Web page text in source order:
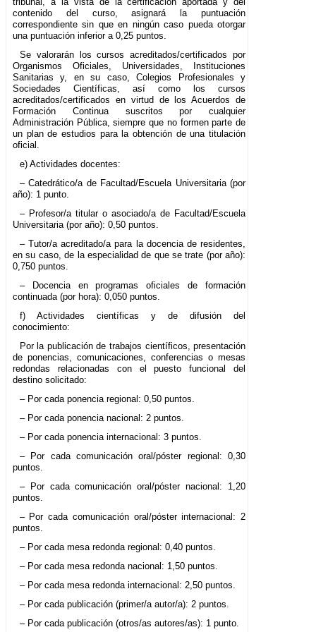
contenido del curso, asignará la puntuación
correspondiente sin que en ningún caso pueda otorgar
una puntuación inferior a 0,25 puntos.
Se valorarán los cursos acreditados/certificados por
Organismos Oficiales, Universidades, Instituciones
Sanitarias y, en su caso, Colegios Profesionales y
Sociedades Científicas, así como los cursos
acreditados/certificados en virtud de los Acuerdos de
Formación Continua suscritos por cualquier
Administración Pública, siempre que no formen parte de
un plan de estudios para la obtención de una titulación
oficial.
e) Actividades docentes:
– Catedrático/a de Facultad/Escuela Universitaria (por
año): 1 punto.
– Profesor/a titular o asociado/a de Facultad/Escuela
Universitaria (por año): 0,50 puntos.
– Tutor/a acreditado/a para la docencia de residentes,
en su caso, de la especialidad de que se trate (por año):
0,750 puntos.
– Docencia en programas oficiales de formación
continuada (por hora): 0,050 puntos.
f) Actividades científicas y de difusión del
conocimiento:
Por la publicación de trabajos científicos, presentación
de ponencias, comunicaciones, conferencias o mesas
redondas relacionadas con el puesto funcional del
destino solicitado:
– Por cada ponencia regional: 0,50 puntos.
– Por cada ponencia nacional: 2 puntos.
– Por cada ponencia internacional: 3 puntos.
– Por cada comunicación oral/póster regional: 0,30
puntos.
– Por cada comunicación oral/póster nacional: 1,20
puntos.
– Por cada comunicación oral/póster internacional: 2
puntos.
– Por cada mesa redonda regional: 0,40 puntos.
– Por cada mesa redonda nacional: 1,50 puntos.
– Por cada mesa redonda internacional: 2,50 puntos.
– Por cada publicación (primer/a autor/a): 2 puntos.
– Por cada publicación (otros/as autores/as): 1 punto.